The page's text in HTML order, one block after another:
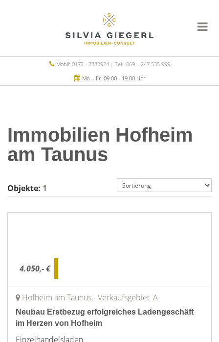
Mobil: 0172 - 7383924 | Tel.: 069 – 247 535 999
Mo. - Fr. 09.00 - 19.00 Uhr
Immobilien Hofheim
am Taunus
Objekte: 1
4.050,- €
Hofheim am Taunus - Verkaufsgebiet_A
Neubau Erstbezug erfolgreiches Ladengeschäft
im Herzen von Hofheim
Einzelhandelsladen